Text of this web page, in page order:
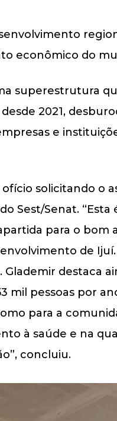
econômico do
superestrutura
2021,
e
solicitando o
Sest/Senat.
para o bom
de
destaca
mil pessoas por
para a
à saúde e na
concluiu.